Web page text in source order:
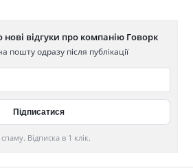
нові відгуки про компанію Говорк
пошту одразу після публікації
Відписка в 1 клік.